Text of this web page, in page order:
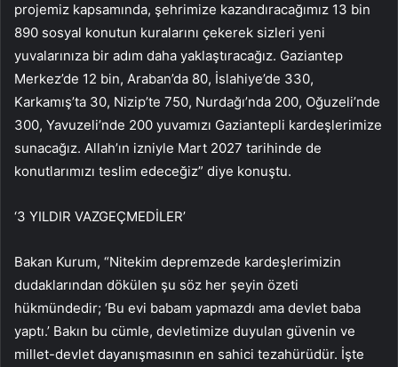
projemiz kapsamında, şehrimize kazandıracağımız 13 bin
890 sosyal konutun kuralarını çekerek sizleri yeni
yuvalarınıza bir adım daha yaklaştıracağız. Gaziantep
Merkez’de 12 bin, Araban’da 80, İslahiye’de 330,
Karkamış’ta 30, Nizip’te 750, Nurdağı’nda 200, Oğuzeli’nde
300, Yavuzeli’nde 200 yuvamızı Gaziantepli kardeşlerimize
sunacağız. Allah’ın izniyle Mart 2027 tarihinde de
konutlarımızı teslim edeceğiz” diye konuştu.
‘3 YILDIR VAZGEÇMEDİLER’
Bakan Kurum, “Nitekim depremzede kardeşlerimizin
dudaklarından dökülen şu söz her şeyin özeti
hükmündedir; ‘Bu evi babam yapmazdı ama devlet baba
yaptı.’ Bakın bu cümle, devletimize duyulan güvenin ve
millet-devlet dayanışmasının en sahici tezahürüdür. İşte